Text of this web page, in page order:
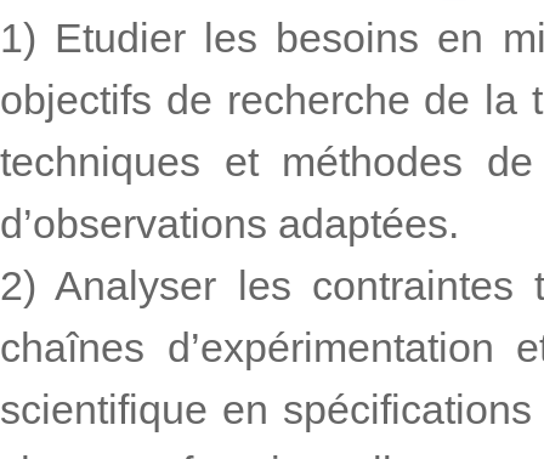
1) Etudier les besoins en
objectifs de recherche de la
techniques et méthodes
d’observations adaptées.
2) Analyser les contraintes
chaînes
scientifique en